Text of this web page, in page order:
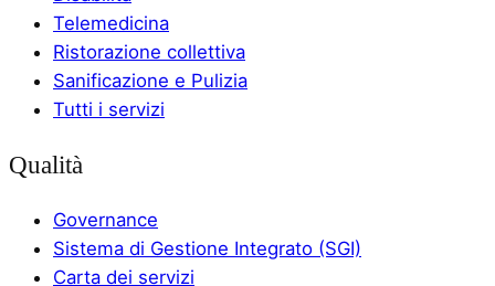
Telemedicina
Ristorazione collettiva
Sanificazione e Pulizia
Tutti i servizi
Qualità
Governance
Sistema di Gestione Integrato (SGI)
Carta dei servizi